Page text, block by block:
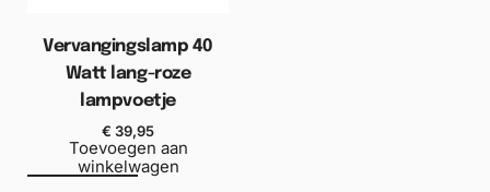
Vervangingslamp 40
Watt lang-roze
lampvoetje
€ 39,95
Toevoegen aan
winkelwagen